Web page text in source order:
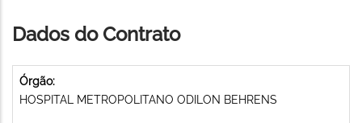
Dados do Contrato
Órgão:
HOSPITAL METROPOLITANO ODILON BEHRENS